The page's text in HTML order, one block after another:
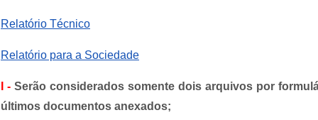
Relatório Técnico
Relatório para a Sociedade
I - Serão considerados somente dois arquivos por
últimos documentos anexados;